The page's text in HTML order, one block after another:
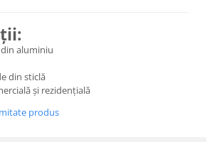
aluminiu
din sticlă
și rezidențială
produs